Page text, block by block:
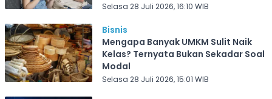
Selasa 28 Juli 2026, 16:10 WIB
Bisnis
Mengapa Banyak UMKM Sulit Naik
Kelas? Ternyata Bukan Sekadar Soal
Modal
Selasa 28 Juli 2026, 15:01 WIB